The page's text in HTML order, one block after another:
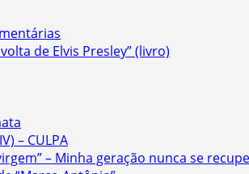
de Elvis Presley” (livro)
– CULPA
– Minha geração nunca se